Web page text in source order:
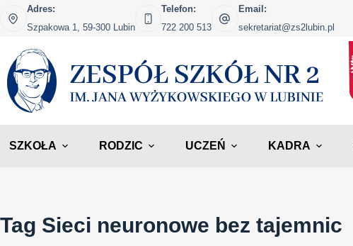
Przejdź
do
Adres:
Szpakowa 1, 59-300 Lubin
Telefon:
722 200 513
Email:
sekretariat@zs2lubin.pl
SZKOŁA RODZIC UCZEŃ KADRA
Tag Sieci neuronowe bez tajemnic